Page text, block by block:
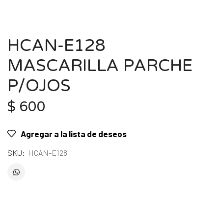
HCAN-E128
MASCARILLA PARCHE
P/OJOS
$ 600
Agregar a la lista de deseos
SKU: HCAN-E128